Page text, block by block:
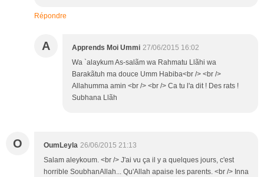
Répondre
A Apprends Moi Ummi 27/06/2015 16:02
Wa `alaykum As-salãm wa Rahmatu Llãhi wa
Barakãtuh ma douce Umm Habiba<br /> <br />
Allahumma amin <br /> <br /> Ca tu l'a dit ! Des rats !
Subhana Llãh
O OumLeyla 26/06/2015 21:13
Salam aleykoum. <br /> J'ai vu ça il y a quelques jours, c'est
horrible SoubhanAllah... Qu'Allah apaise les parents. <br /> Inna